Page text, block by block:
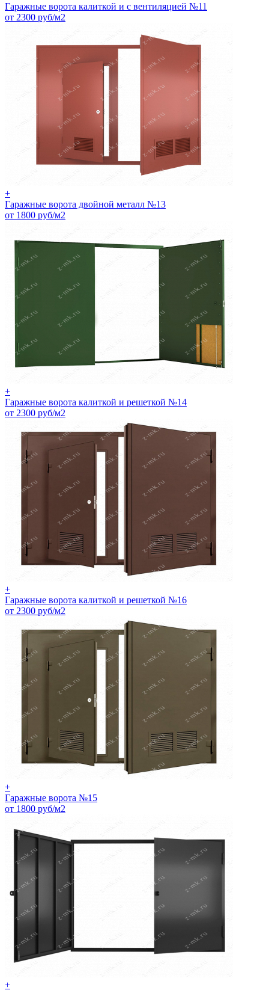
Гаражные ворота калиткой и с вентиляцией №11
от 2300 руб/м2
+
Гаражные ворота двойной металл №13
от 1800 руб/м2
+
Гаражные ворота калиткой и решеткой №14
от 2300 руб/м2
+
Гаражные ворота калиткой и решеткой №16
от 2300 руб/м2
+
Гаражные ворота №15
от 1800 руб/м2
+